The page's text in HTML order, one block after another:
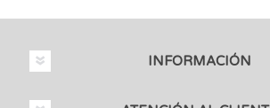
INFORMACIÓN